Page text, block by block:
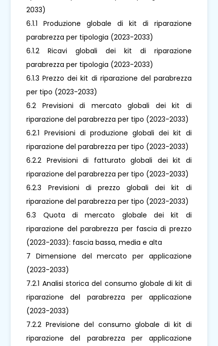
2033)
6.1.1 Produzione globale di kit di riparazione
parabrezza per tipologia (2023-2033)
6.1.2 Ricavi globali dei kit di riparazione
parabrezza per tipologia (2023-2033)
6.1.3 Prezzo dei kit di riparazione del parabrezza
per tipo (2023-2033)
6.2 Previsioni di mercato globali dei kit di
riparazione del parabrezza per tipo (2023-2033)
6.2.1 Previsioni di produzione globali dei kit di
riparazione del parabrezza per tipo (2023-2033)
6.2.2 Previsioni di fatturato globali dei kit di
riparazione del parabrezza per tipo (2023-2033)
6.2.3 Previsioni di prezzo globali dei kit di
riparazione del parabrezza per tipo (2023-2033)
6.3 Quota di mercato globale dei kit di
riparazione del parabrezza per fascia di prezzo
(2023-2033): fascia bassa, media e alta
7 Dimensione del mercato per applicazione
(2023-2033)
7.2.1 Analisi storica del consumo globale di kit di
riparazione del parabrezza per applicazione
(2023-2033)
7.2.2 Previsione del consumo globale di kit di
riparazione del parabrezza per applicazione